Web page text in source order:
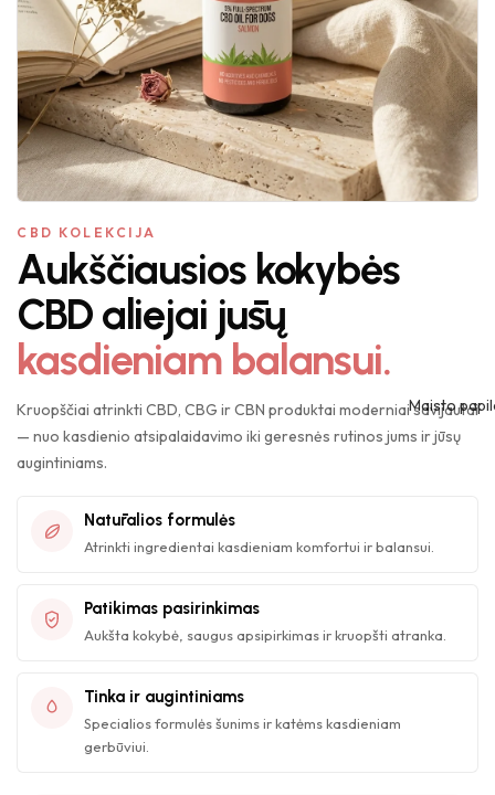
Maisto
CBD KOLEKCIJA
Aukščiausios kokybės
CBD aliejai jūsų
kasdieniam balansui.
Kruopščiai atrinkti CBD, CBG ir CBN produktai moderniai savijautai
— nuo kasdienio atsipalaidavimo iki geresnės rutinos jums ir jūsų
augintiniams.
Natūralios formulės
Atrinkti ingredientai kasdieniam komfortui ir balansui.
Patikimas pasirinkimas
Aukšta kokybė, saugus apsipirkimas ir kruopšti atranka.
Tinka ir augintiniams
Specialios formulės šunims ir katėms kasdieniam
gerbūviui.